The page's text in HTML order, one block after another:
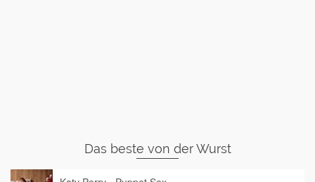
Das beste von der Wurst